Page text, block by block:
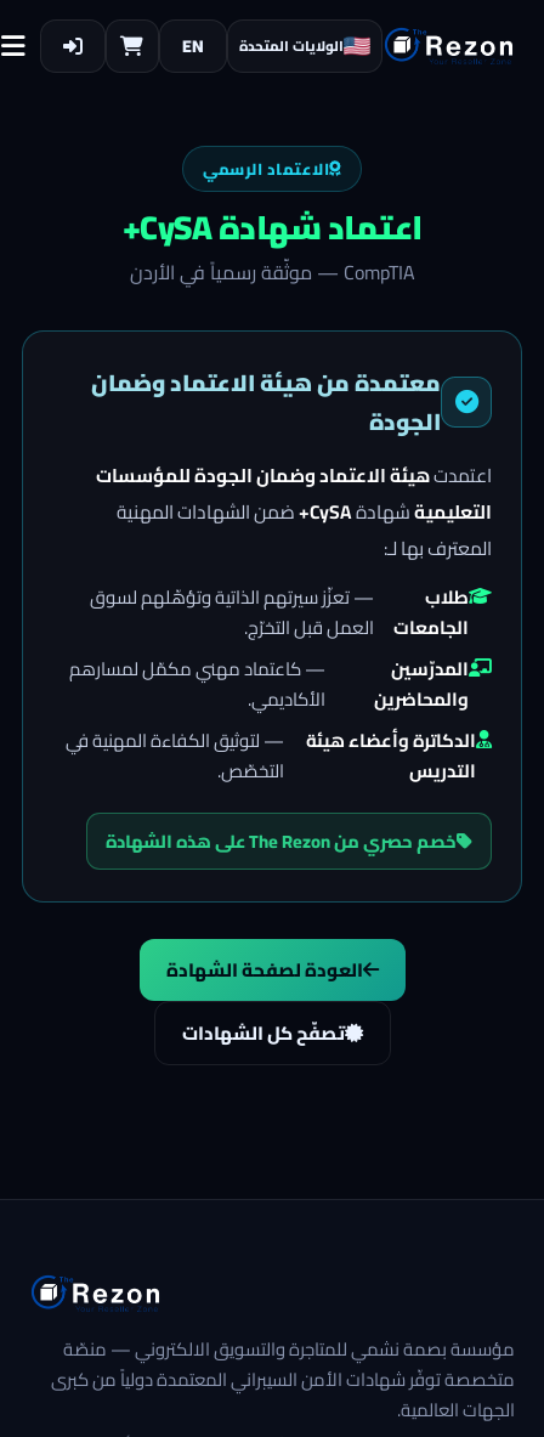
الولايات المتحدة EN
الاعتماد الرسمي
اعتماد شهادةCySA+
CompTIA — موثّقة رسمياً في الأردن
معتمدة من هيئة الاعتماد وضمان
الجودة
اعتمدتهيئة الاعتماد وضمان الجودة للمؤسسات
التعليميةشهادةCySA+ ضمن الشهادات المهنية
المعترف بها لـ:
طلاب
الجامعات
— تعزّز سيرتهم الذاتية وتؤهّلهم لسوق
العمل قبل التخرّج.
المدرّسين
والمحاضرين
— كاعتماد مهني مكمّل لمسارهم
الأكاديمي.
الدكاترة وأعضاء هيئة
التدريس
— لتوثيق الكفاءة المهنية في
التخصّص.
خصم حصري من The Rezon على هذه الشهادة
العودة لصفحة الشهادة
تصفّح كل الشهادات
مؤسسة بصمة نشمي للمتاجرة والتسويق الالكتروني — منصّة
متخصصة توفّر شهادات الأمن السيبراني المعتمدة دولياً من كبرى
الجهات العالمية.